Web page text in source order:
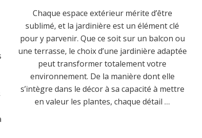
Chaque espace extérieur mérite d’être
sublimé, et la jardinière est un élément clé
pour y parvenir. Que ce soit sur un balcon ou
une terrasse, le choix d’une jardinière adaptée
peut transformer totalement votre
environnement. De la manière dont elle
s’intègre dans le décor à sa capacité à mettre
en valeur les plantes, chaque détail …